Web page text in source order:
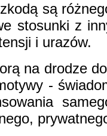
są
stosunki z
i urazów.
na drodze
-